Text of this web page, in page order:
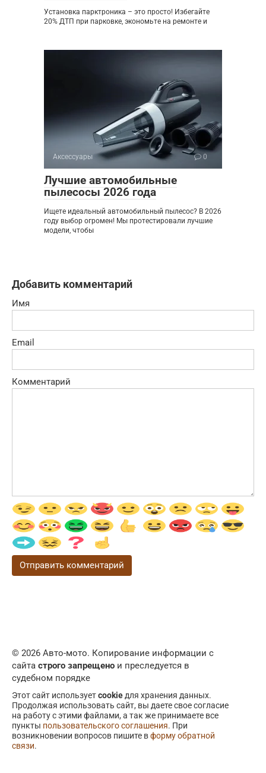
Установка парктроника – это просто! Избегайте
20% ДТП при парковке, экономьте на ремонте и
Аксессуары 0
Лучшие автомобильные
пылесосы 2026 года
Ищете идеальный автомобильный пылесос? В 2026
году выбор огромен! Мы протестировали лучшие
модели, чтобы
Добавить комментарий
Имя
Email
Комментарий
© 2026 Авто-мото. Копирование информации с
сайта строго запрещено и преследуется в
судебном порядке
Этот сайт используетcookieдля хранения данных.
Продолжая использовать сайт, вы даете свое согласие
на работу с этими файлами, а так же принимаете все
пункты пользовательского соглашения. При
возникновении вопросов пишите вформу обратной
связи.